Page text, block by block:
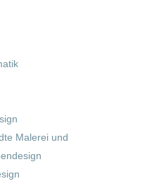
Malerei und